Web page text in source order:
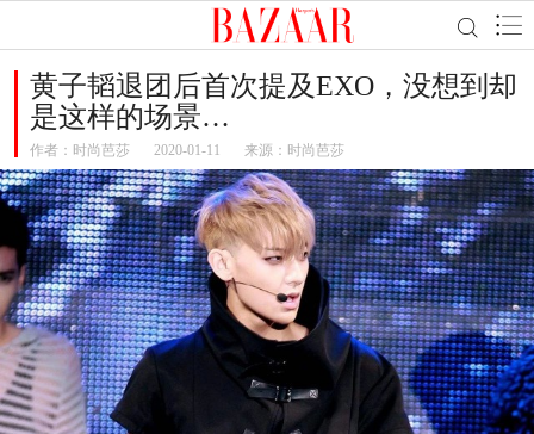
黄子韬退团后首次提及EXO，没想到却
是这样的场景…
作者： 时尚芭莎 2020-01-11 来源：时尚芭莎